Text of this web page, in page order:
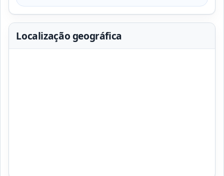
Localização geográfica